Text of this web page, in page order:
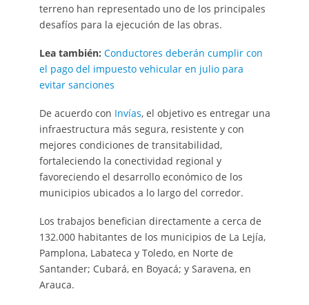
terreno han representado uno de los principales
desafíos para la ejecución de las obras.
Lea también: Conductores deberán cumplir con
el pago del impuesto vehicular en julio para
evitar sanciones
De acuerdo con Invías, el objetivo es entregar una
infraestructura más segura, resistente y con
mejores condiciones de transitabilidad,
fortaleciendo la conectividad regional y
favoreciendo el desarrollo económico de los
municipios ubicados a lo largo del corredor.
Los trabajos benefician directamente a cerca de
132.000 habitantes de los municipios de La Lejía,
Pamplona, Labateca y Toledo, en Norte de
Santander; Cubará, en Boyacá; y Saravena, en
Arauca.